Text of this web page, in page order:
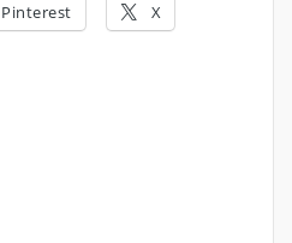
Pinterest X